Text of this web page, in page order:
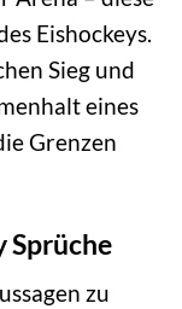
Eishockeys.
Sieg und
eines
Grenzen
Sprüche
zu